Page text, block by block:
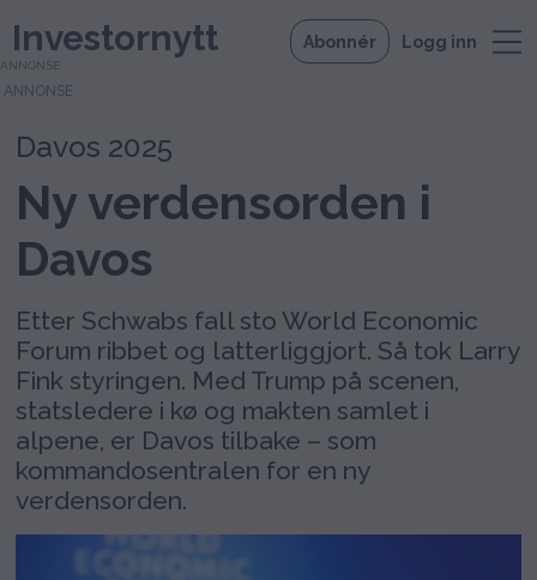
Investornytt Abonnér Logg inn
ANNONSE
Davos 2025
Ny verdensorden i
Davos
Etter Schwabs fall sto World Economic
Forum ribbet og latterliggjort. Så tok Larry
Fink styringen. Med Trump på scenen,
statsledere i kø og makten samlet i
alpene, er Davos tilbake – som
kommandosentralen for en ny
verdensorden.